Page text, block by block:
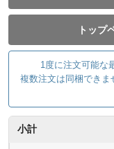
トップ
1度に注文可能な
複数注文は同梱できま
小計